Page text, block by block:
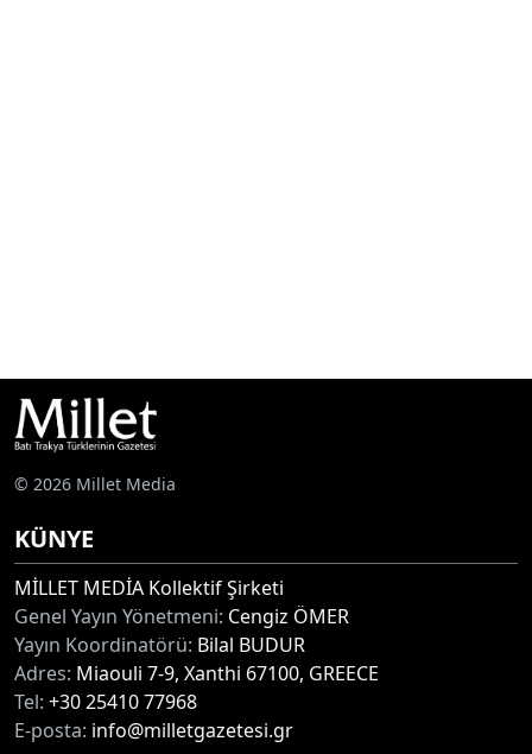
© 2026 Millet Media
KÜNYE
MİLLET MEDİA Kollektif Şirketi
Genel Yayın Yönetmeni: Cengiz ÖMER
Yayın Koordinatörü: Bilal BUDUR
Adres: Miaouli 7-9, Xanthi 67100, GREECE
Tel: +30 25410 77968
E-posta: info@milletgazetesi.gr